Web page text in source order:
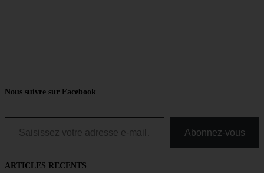
Nous suivre sur Facebook
Saisissez votre adresse e-mail…
Abonnez-vous
ARTICLES RECENTS